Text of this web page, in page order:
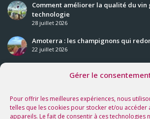
Gérer le
Pour offrir les meilleures expériences, nous
telles que les cookies pour stocker et/ou accéder
appareils. Le fait de consentir à ces technologies
Comment améliorer la qualité du vin
technologie
28 juillet 2026
Amoterra : les champignons qui
22 juillet 2026
Nos prochaines rencontres
Voir tous les événements